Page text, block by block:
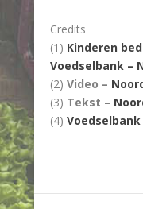
Credits
(1) Kinderen
Voedselbank –
(2) Video –
(3) Tekst –
(4)